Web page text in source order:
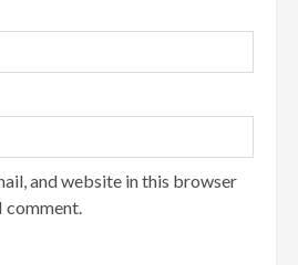
and website in this browser